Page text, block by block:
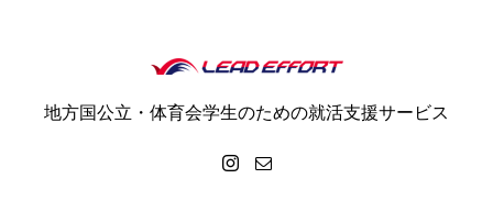
地方国公立・体育会学生のための就活支援サービス